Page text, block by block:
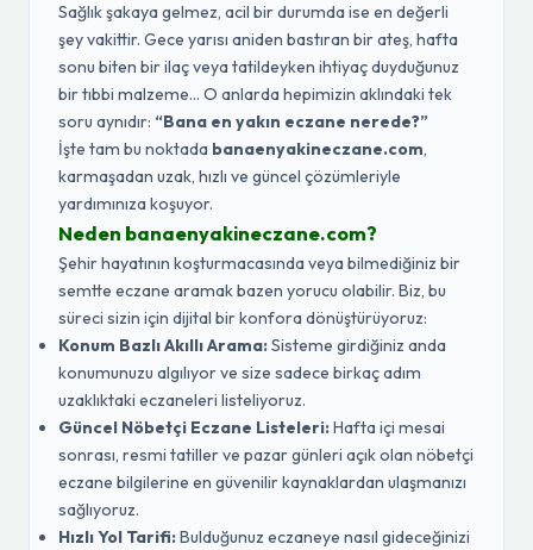
Sağlık şakaya gelmez, acil bir durumda ise en değerli
şey vakittir. Gece yarısı aniden bastıran bir ateş, hafta
sonu biten bir ilaç veya tatildeyken ihtiyaç duyduğunuz
bir tıbbi malzeme... O anlarda hepimizin aklındaki tek
soru aynıdır: “Bana en yakın eczane nerede?”
İşte tam bu noktada banaenyakineczane.com,
karmaşadan uzak, hızlı ve güncel çözümleriyle
yardımınıza koşuyor.
Neden banaenyakineczane.com?
Şehir hayatının koşturmacasında veya bilmediğiniz bir
semtte eczane aramak bazen yorucu olabilir. Biz, bu
süreci sizin için dijital bir konfora dönüştürüyoruz:
Konum Bazlı Akıllı Arama:Sisteme girdiğiniz anda
konumunuzu algılıyor ve size sadece birkaç adım
uzaklıktaki eczaneleri listeliyoruz.
Güncel Nöbetçi Eczane Listeleri:Hafta içi mesai
sonrası, resmi tatiller ve pazar günleri açık olan nöbetçi
eczane bilgilerine en güvenilir kaynaklardan ulaşmanızı
sağlıyoruz.
Hızlı Yol Tarifi:Bulduğunuz eczaneye nasıl gideceğinizi